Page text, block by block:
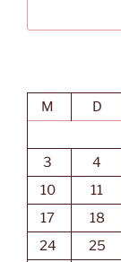
M
D
3
4
10
11
17
18
24
25